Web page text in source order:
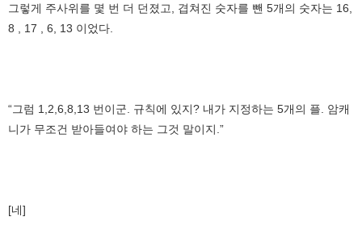
그렇게 주사위를 몇 번 더 던졌고, 겹쳐진 숫자를 뺀 5개의 숫자는 16,
8 , 17 , 6, 13 이었다.
“그럼 1,2,6,8,13 번이군. 규칙에 있지? 내가 지정하는 5개의 플. 암캐
니가 무조건 받아들여야 하는 그것 말이지.”
[네]